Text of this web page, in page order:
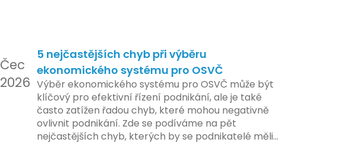
Čec
2026
5 nejčastějších chyb při výběru
ekonomického systému pro OSVČ
Výběr ekonomického systému pro OSVČ může být
klíčový pro efektivní řízení podnikání, ale je také
často zatížen řadou chyb, které mohou negativně
ovlivnit podnikání. Zde se podíváme na pět
nejčastějších chyb, kterých by se podnikatelé měli